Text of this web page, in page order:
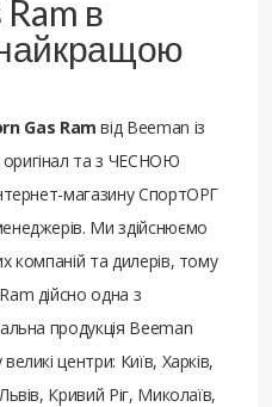
в
найкращою
Gas Ram від Beeman із
та з ЧЕСНОЮ
магазину СпортОРГ
Ми здійснюємо
компаній та дилерів, тому
дійсно одна з
продукція Beeman
центри: Київ, Харків,
Кривий Ріг, Миколаїв,